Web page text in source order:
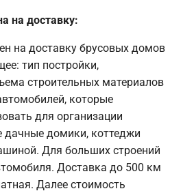
на доставку:
на доставку брусовых домов
тип постройки,
строительных материалов
которые
для организации
дачные домики, коттеджи
Для больших строений
Доставка до 500 км
Далее стоимость